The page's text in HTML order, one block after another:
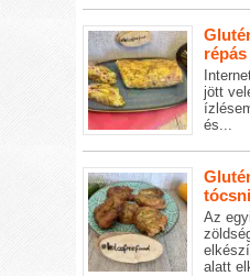
jött
és...
tócsni
Az
alatt